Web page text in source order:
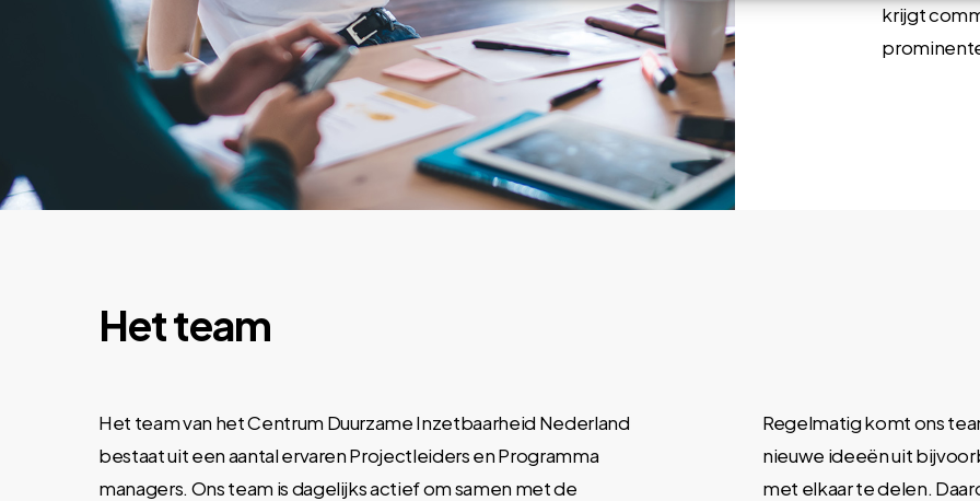
krijgt
Het team
Het team van het Centrum Duurzame Inzetbaarheid Nederland
bestaat uit een aantal ervaren Projectleiders en Programma
managers. Ons team is dagelijks actief om samen met de
Regelmatig komt ons
nieuwe ideeën uit
met elkaar te delen.